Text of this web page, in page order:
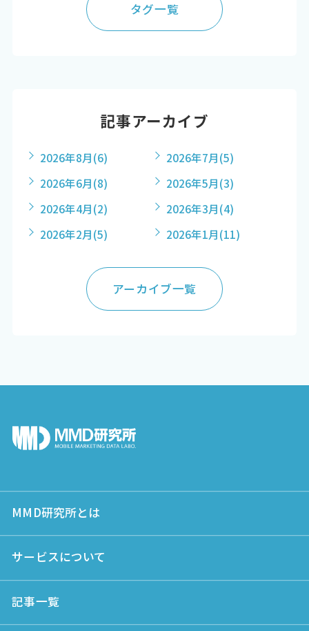
タグ一覧
記事アーカイブ
2026年8月(6) 2026年7月(5)
2026年6月(8) 2026年5月(3)
2026年4月(2) 2026年3月(4)
2026年2月(5) 2026年1月(11)
アーカイブ一覧
MMD研究所とは
サービスについて
記事一覧